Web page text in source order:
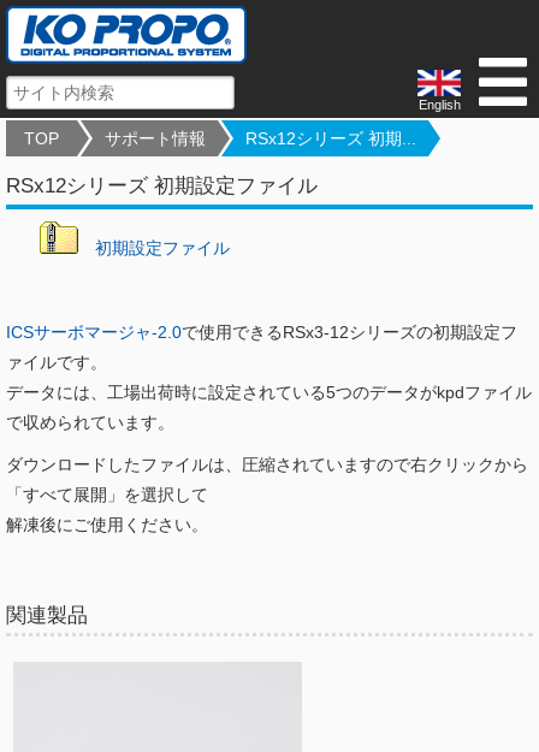
English
TOP サポート情報 RSx12シリーズ 初期...
RSx12シリーズ 初期設定ファイル
初期設定ファイル
ICSサーボマージャ-2.0で使用できるRSx3-12シリーズの初期設定フ
ァイルです。
データには、工場出荷時に設定されている5つのデータがkpdファイル
で収められています。
ダウンロードしたファイルは、圧縮されていますので右クリックから
「すべて展開」を選択して
解凍後にご使用ください。
関連製品